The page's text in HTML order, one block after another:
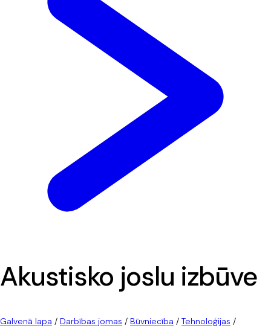
Akustisko joslu izbūve
Galvenā lapa / Darbības jomas / Būvniecība / Tehnoloģijas /